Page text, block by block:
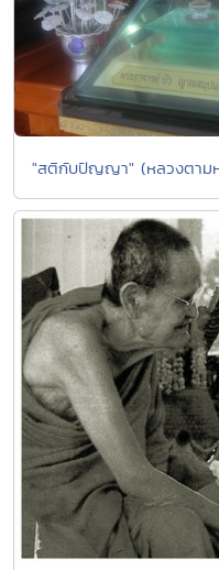
"สติกับปัญญา" (หลวงตาม